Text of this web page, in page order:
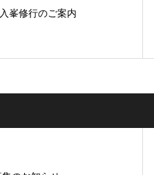
峯修行のご案内